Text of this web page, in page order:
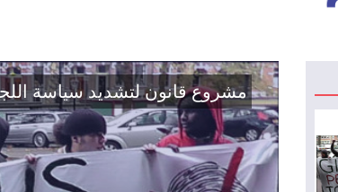
اتفاق تاريخي: دمج "قسد" في
الوطنية